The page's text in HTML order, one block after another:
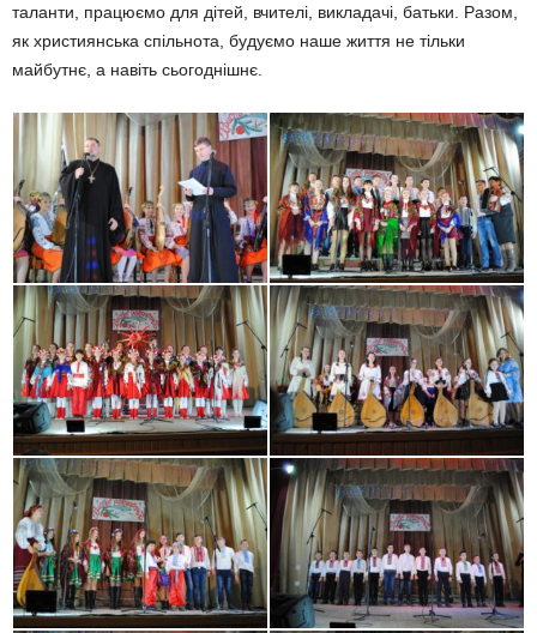
таланти, працюємо для дітей, вчителі, викладачі, батьки. Разом,
як християнська спільнота, будуємо наше життя не тільки
майбутнє, а навіть сьогоднішнє.